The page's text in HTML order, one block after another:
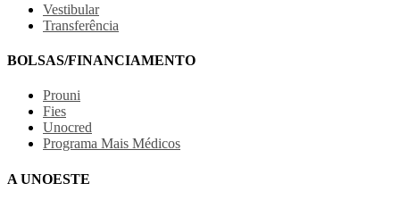
Vestibular
Transferência
BOLSAS/FINANCIAMENTO
Prouni
Fies
Unocred
Programa Mais Médicos
A UNOESTE